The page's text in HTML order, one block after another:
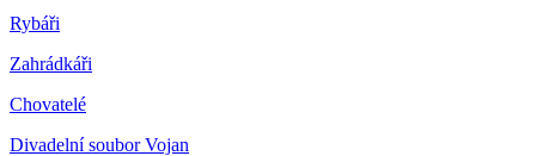
Rybáři
Zahrádkáři
Chovatelé
Divadelní soubor Vojan